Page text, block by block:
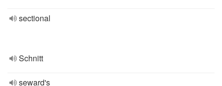
sectional
Schnitt
seward's